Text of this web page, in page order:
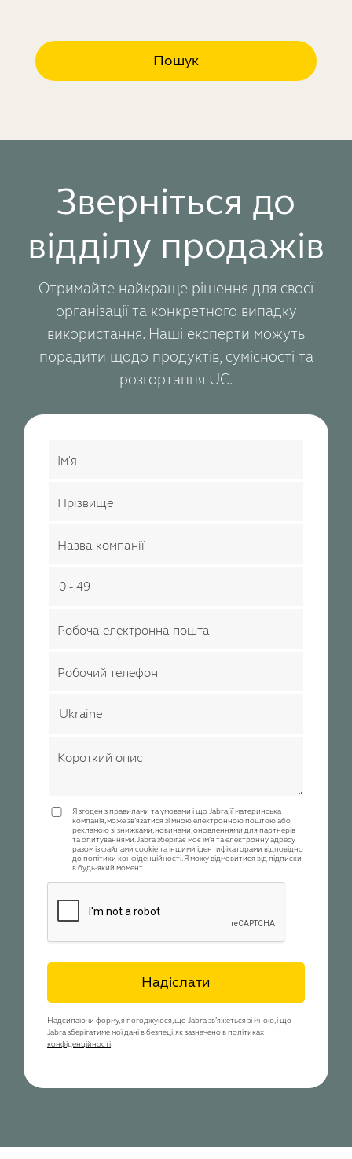
Пошук
Зверніться до
відділу продажів
Отримайте найкраще рішення для своєї
організації та конкретного випадку
використання. Наші експерти можуть
порадити щодо продуктів, сумісності та
розгортання UC.
Ім'я
Прізвище
Назва компанії
Робоча електронна пошта
Робочий телефон
Короткий опис
Я згоден зправилами та умовами і що Jabra, її материнська
компанія, може зв’язатися зі мною електронною поштою або
рекламою зі знижками, новинами, оновленнями для партнерів
та опитуваннями. Jabra зберігає моє ім’я та електронну адресу
разом із файлами cookie та іншими ідентифікаторами відповідно
до політики конфіденційності. Я можу відмовитися від підписки
в будь-який момент.
Надіслати
Надсилаючи форму, я погоджуюся, що Jabra зв’яжеться зі мною, і що
Jabra зберігатиме мої дані в безпеці, як зазначено вполітиках
конфіденційності